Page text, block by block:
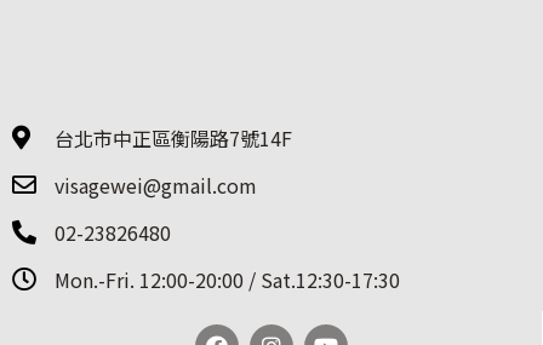
台北市中正區衡陽路7號14F
visagewei@gmail.com
02-23826480
Mon.-Fri. 12:00-20:00 / Sat.12:30-17:30